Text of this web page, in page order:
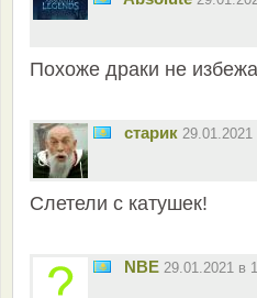
Похоже драки не
старик
Слетели с катушек!
NBE 29.01.2021 в